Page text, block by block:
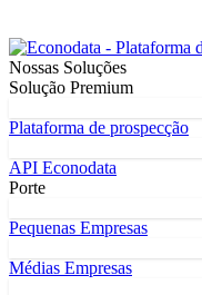
Nossas Soluções
Solução Premium
Plataforma de prospecção
API Econodata
Porte
Pequenas Empresas
Médias Empresas